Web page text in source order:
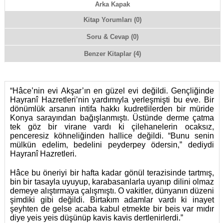
Arka Kapak
Kitap Yorumları (0)
Soru & Cevap (0)
Benzer Kitaplar (4)
“Hâce’nin evi Akşar’ın en güzel evi değildi. Gençliğinde
Hayranî Hazretleri’nin yardımıyla yerleşmişti bu eve. Bir
dönümlük arsanın intifa hakkı kudretlilerden bir müride
Konya sarayından bağışlanmıştı. Üstünde derme çatma
tek göz bir virane vardı ki çilehanelerin ocaksız,
penceresiz köhneliğinden hallice değildi. “Bunu senin
mülkün edelim, bedelini peyderpey ödersin,” dediydi
Hayranî Hazretleri.
Hâce bu öneriyi bir hafta kadar gönül terazisinde tartmış,
bin bir tasayla uyuyup, karabasanlarla uyanıp dilini olmaz
demeye alıştırmaya çalışmıştı. O vakitler, dünyanın düzeni
şimdiki gibi değildi. Birtakım adamlar vardı ki inayet
şeyhten de gelse acaba kabul etmekte bir beis var mıdır
diye yeis yeis düşünüp kavis kavis dertlenirlerdi.”